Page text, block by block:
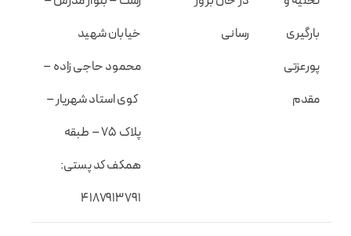
بارگیری
پورعزتی
مقدم
رسانی
خیابان شهید
محمود حاجی زاده –
کوی استاد شهریار –
پلاک ۷۵ – طبقه
همکف کد پستی:
۴۱۸۷۹۱۳۷۹۱